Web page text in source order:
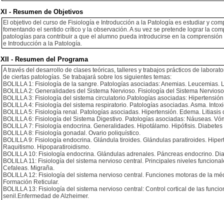
XI - Resumen de Objetivos
El objetivo del curso de Fisiología e Introducción a la Patología es estudiar y
fomentando el sentido crítico y la observación. A su vez se pretende lograr la
patologías para contribuir a que el alumno pueda introducirse en la
e Introducción a la Patología.
XII - Resumen del Programa
A través del desarrollo de clases teóricas, talleres y trabajos prácticos de
de ciertas patologías. Se trabajará sobre los siguientes temas:
BOLILLA 1: Fisiología de la sangre. Patologías asociadas: Anemias. Leucemias.
BOLILLA 2: Generalidades del Sistema Nervioso. Fisiología del Sistema
BOLILLA 3: Fisiología del sistema circulatorio.Patologías asociadas:
BOLILLA 4: Fisiología del sistema respiratorio. Patologías asociadas. Asma.
BOLILLA 5: Fisiología renal. Patologías asociadas. Hipertensión. Edema. Litiasis
BOLILLA 6: Fisiología del Sistema Digestivo. Patologías asociadas: Náuseas.
BOLILLA 7: Fisiología endocrina. Generalidades. Hipotálamo. Hipófisis.
BOLILLA 8: Fisiología gonadal. Ovario poliquístico.
BOLILLA 9: Fisiología endocrina. Glándula tiroides. Glándulas paratiroides.
Raquitismo. Hipoparatiroidismo.
BOLILLA 10: Fisiología endocrina. Glándulas adrenales. Páncreas endocrino.
BOLILLA 11: Fisiología del sistema nervioso central. Principales niveles
Cefaleas. Migraña.
BOLILLA 12: Fisiología del sistema nervioso central. Funciones motoras de la
Formación Reticular.
BOLILLA 13: Fisiología del sistema nervioso central: Control cortical de las
senil.Enfermedad de Alzheimer.